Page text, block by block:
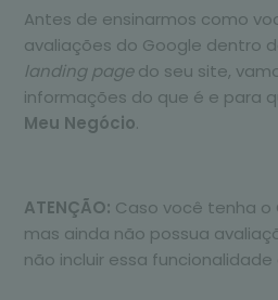
Antes de ensinarmos como
avaliações do Google dentro
landing pagedo seu site,
informações do que é e para
Meu Negócio.
ATENÇÃO: Caso você tenha o
mas ainda não possua
não incluir essa